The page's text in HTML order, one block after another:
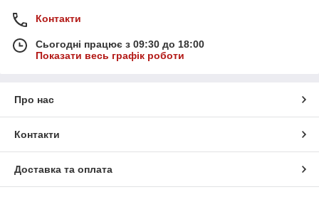
Контакти
Сьогодні працює з 09:30 до 18:00
Показати весь графік роботи
Про нас
Контакти
Доставка та оплата